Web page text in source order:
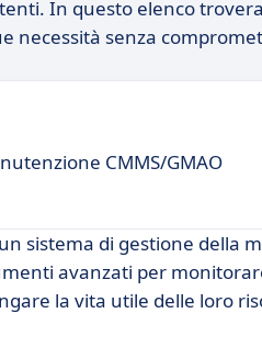
In questo elenco
necessità senza
CMMS/GMAO
sistema di gestione della
avanzati per
la vita utile delle loro